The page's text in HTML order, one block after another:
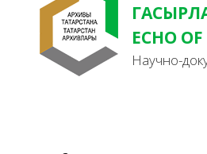
ECHO
Научно-